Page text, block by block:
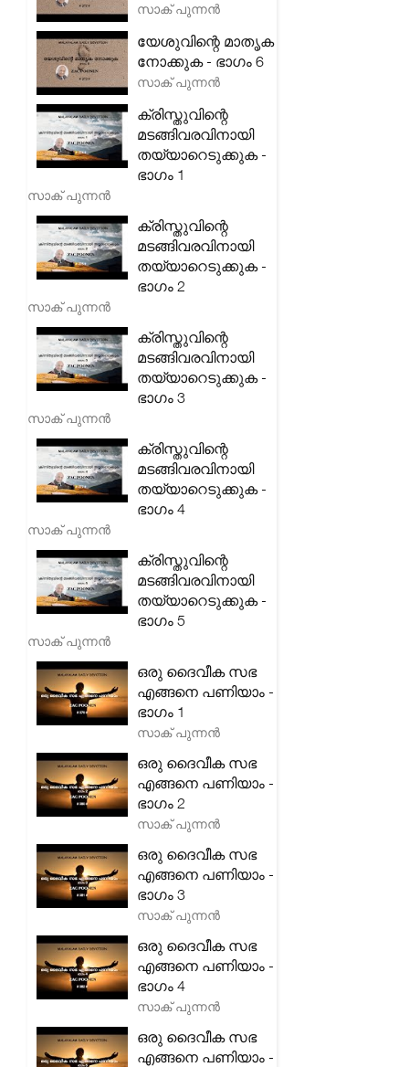
സാക് പുന്നൻ
യേശുവിന്റെ മാതൃക
നോക്കുക - ഭാഗം 6
സാക് പുന്നൻ
ക്രിസ്തുവിന്റെ
മടങ്ങിവരവിനായി
തയ്യാറെടുക്കുക -
ഭാഗം 1
സാക് പുന്നൻ
ക്രിസ്തുവിന്റെ
മടങ്ങിവരവിനായി
തയ്യാറെടുക്കുക -
ഭാഗം 2
സാക് പുന്നൻ
ക്രിസ്തുവിന്റെ
മടങ്ങിവരവിനായി
തയ്യാറെടുക്കുക -
ഭാഗം 3
സാക് പുന്നൻ
ക്രിസ്തുവിന്റെ
മടങ്ങിവരവിനായി
തയ്യാറെടുക്കുക -
ഭാഗം 4
സാക് പുന്നൻ
ക്രിസ്തുവിന്റെ
മടങ്ങിവരവിനായി
തയ്യാറെടുക്കുക -
ഭാഗം 5
സാക് പുന്നൻ
ഒരു ദൈവീക സഭ
എങ്ങനെ പണിയാം -
ഭാഗം 1
സാക് പുന്നൻ
ഒരു ദൈവീക സഭ
എങ്ങനെ പണിയാം -
ഭാഗം 2
സാക് പുന്നൻ
ഒരു ദൈവീക സഭ
എങ്ങനെ പണിയാം -
ഭാഗം 3
സാക് പുന്നൻ
ഒരു ദൈവീക സഭ
എങ്ങനെ പണിയാം -
ഭാഗം 4
സാക് പുന്നൻ
ഒരു ദൈവീക സഭ
എങ്ങനെ പണിയാം -